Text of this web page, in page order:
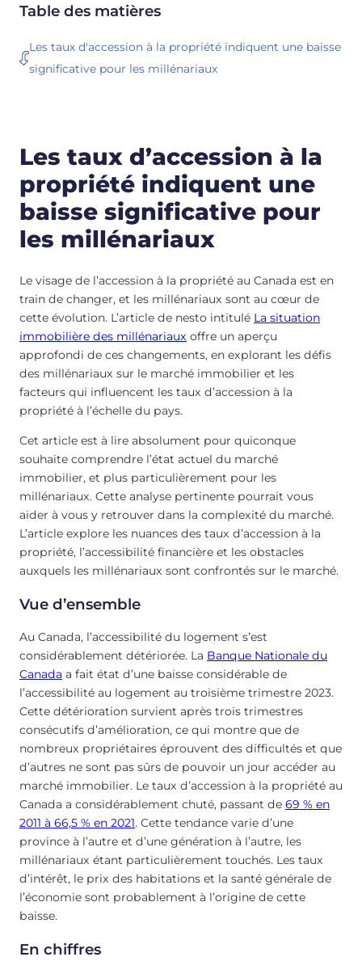
Table des matières
Les taux d'accession à la propriété indiquent une baisse
significative pour les millénariaux
Les taux d’accession à la
propriété indiquent une
baisse significative pour
les millénariaux
Le visage de l’accession à la propriété au Canada est en
train de changer, et les millénariaux sont au cœur de
cette évolution. L’article de nesto intitulé La situation
immobilière des millénariaux offre un aperçu
approfondi de ces changements, en explorant les défis
des millénariaux sur le marché immobilier et les
facteurs qui influencent les taux d’accession à la
propriété à l’échelle du pays.
Cet article est à lire absolument pour quiconque
souhaite comprendre l’état actuel du marché
immobilier, et plus particulièrement pour les
millénariaux. Cette analyse pertinente pourrait vous
aider à vous y retrouver dans la complexité du marché.
L’article explore les nuances des taux d’accession à la
propriété, l’accessibilité financière et les obstacles
auxquels les millénariaux sont confrontés sur le marché.
Vue d’ensemble
Au Canada, l’accessibilité du logement s’est
considérablement détériorée. La Banque Nationale du
Canada a fait état d’une baisse considérable de
l’accessibilité au logement au troisième trimestre 2023.
Cette détérioration survient après trois trimestres
consécutifs d’amélioration, ce qui montre que de
nombreux propriétaires éprouvent des difficultés et que
d’autres ne sont pas sûrs de pouvoir un jour accéder au
marché immobilier. Le taux d’accession à la propriété au
Canada a considérablement chuté, passant de 69 % en
2011 à 66,5 % en 2021. Cette tendance varie d’une
province à l’autre et d’une génération à l’autre, les
millénariaux étant particulièrement touchés. Les taux
d’intérêt, le prix des habitations et la santé générale de
l’économie sont probablement à l’origine de cette
baisse.
En chiffres